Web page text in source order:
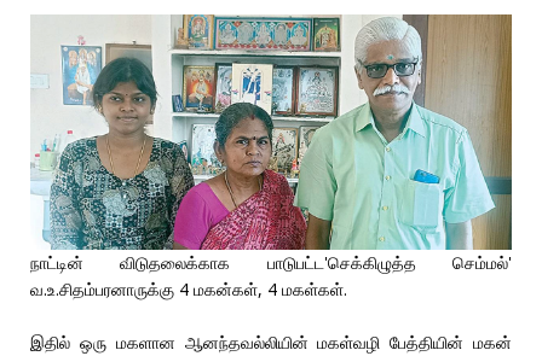
நாட்டின் விடுதலைக்காக பாடுபட்ட'செக்கிழுத்த செம்மல்'
வ.உ.சிதம்பரனாருக்கு 4 மகன்கள், 4 மகள்கள்.
இதில் ஒரு மகளான ஆனந்தவல்லியின் மகள்வழி பேத்தியின் மகன்